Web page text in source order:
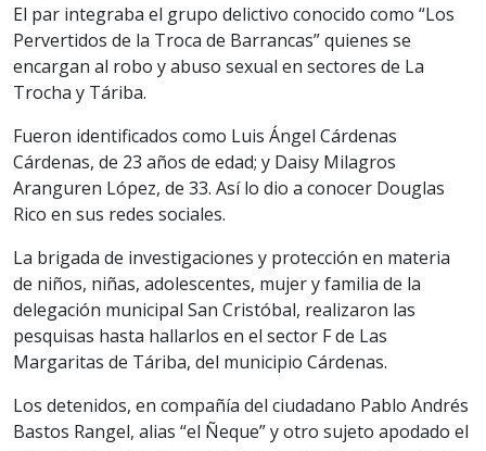
El par integraba el grupo delictivo conocido como “Los
Pervertidos de la Troca de Barrancas” quienes se
encargan al robo y abuso sexual en sectores de La
Trocha y Táriba.
Fueron identificados como Luis Ángel Cárdenas
Cárdenas, de 23 años de edad; y Daisy Milagros
Aranguren López, de 33. Así lo dio a conocer Douglas
Rico en sus redes sociales.
La brigada de investigaciones y protección en materia
de niños, niñas, adolescentes, mujer y familia de la
delegación municipal San Cristóbal, realizaron las
pesquisas hasta hallarlos en el sector F de Las
Margaritas de Táriba, del municipio Cárdenas.
Los detenidos, en compañía del ciudadano Pablo Andrés
Bastos Rangel, alias “el Ñeque” y otro sujeto apodado el